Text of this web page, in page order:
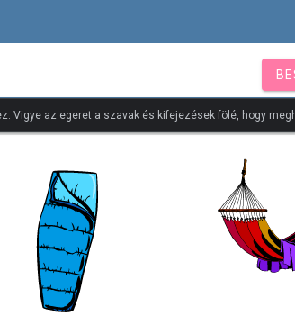
Vigye az egeret a szavak és kifejezések fölé, hogy